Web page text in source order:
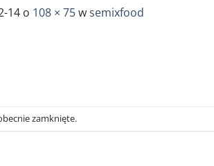
14 o 108 × 75wsemixfood
zamknięte.